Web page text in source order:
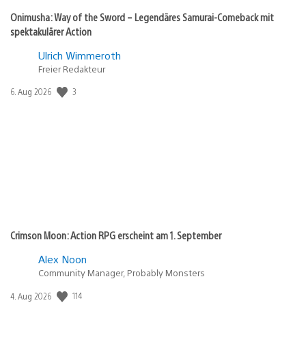
Onimusha: Way of the Sword – Legendäres Samurai-Comeback mit
spektakulärer Action
Ulrich Wimmeroth
Freier Redakteur
Veröffentlichungsdatum:
6. Aug 2026 3
Crimson Moon: Action RPG erscheint am 1. September
Alex Noon
Community Manager, Probably Monsters
Veröffentlichungsdatum:
4. Aug 2026 114